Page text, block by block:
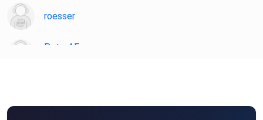
Börsenprospekt von einer Siedlung auf dem Mars die Rede
ist, und
warum Elon Musk mehr Geld bekommt, wenn sie errichtet
roesser
PeterAF